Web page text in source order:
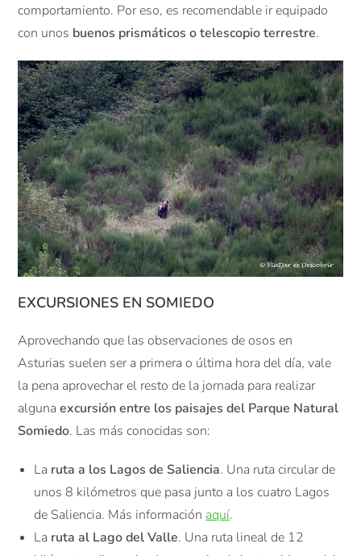
comportamiento. Por eso, es recomendable ir equipado
con unos buenos prismáticos o telescopio terrestre.
EXCURSIONES EN SOMIEDO
Aprovechando que las observaciones de osos en
Asturias suelen ser a primera o última hora del día, vale
la pena aprovechar el resto de la jornada para realizar
algunaexcursión entre los paisajes del Parque Natural
Somiedo. Las más conocidas son:
La ruta a los Lagos de Saliencia. Una ruta circular de
unos 8 kilómetros que pasa junto a los cuatro Lagos
de Saliencia. Más información aquí.
La ruta al Lago del Valle. Una ruta lineal de 12